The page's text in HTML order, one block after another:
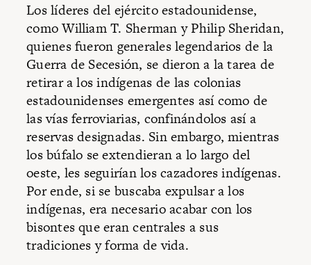
Los líderes del ejército estadounidense,
como William T. Sherman y Philip Sheridan,
quienes fueron generales legendarios de la
Guerra de Secesión, se dieron a la tarea de
retirar a los indígenas de las colonias
estadounidenses emergentes así como de
las vías ferroviarias, confinándolos así a
reservas designadas. Sin embargo, mientras
los búfalo se extendieran a lo largo del
oeste, les seguirían los cazadores indígenas.
Por ende, si se buscaba expulsar a los
indígenas, era necesario acabar con los
bisontes que eran centrales a sus
tradiciones y forma de vida.